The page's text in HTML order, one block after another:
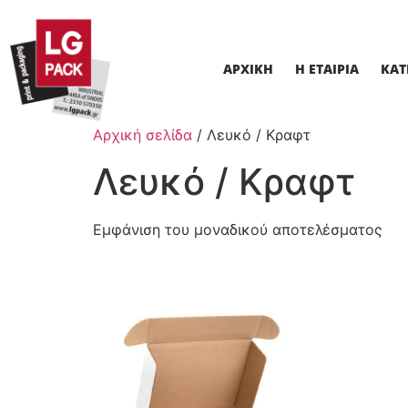
ΑΡΧΙΚΉ Η ΕΤΑΙΡΊΑ
Αρχική σελίδα / Λευκό / Κραφτ
Λευκό / Κραφτ
Εμφάνιση του μοναδικού αποτελέσματος